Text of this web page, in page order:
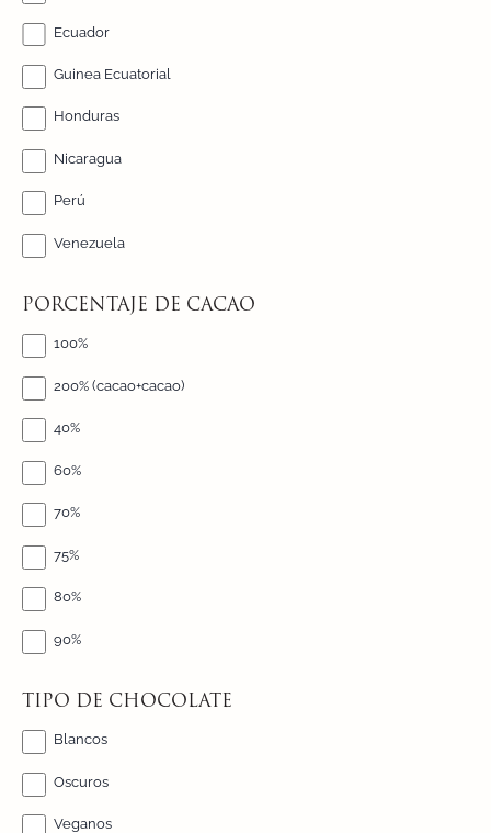
Ecuador
Guinea Ecuatorial
Honduras
Nicaragua
Perú
Venezuela
PORCENTAJE DE CACAO
100%
200% (cacao+cacao)
40%
60%
70%
75%
80%
90%
TIPO DE CHOCOLATE
Blancos
Oscuros
Veganos